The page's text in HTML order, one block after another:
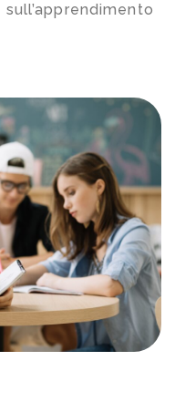
sull’apprendimento